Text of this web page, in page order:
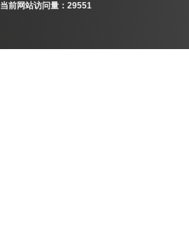
当前网站访问量：29551